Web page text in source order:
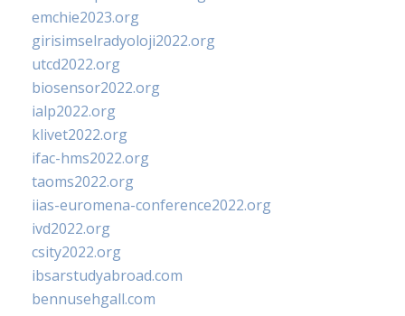
emchie2023.org
girisimselradyoloji2022.org
utcd2022.org
biosensor2022.org
ialp2022.org
klivet2022.org
ifac-hms2022.org
taoms2022.org
iias-euromena-conference2022.org
ivd2022.org
csity2022.org
ibsarstudyabroad.com
bennusehgall.com